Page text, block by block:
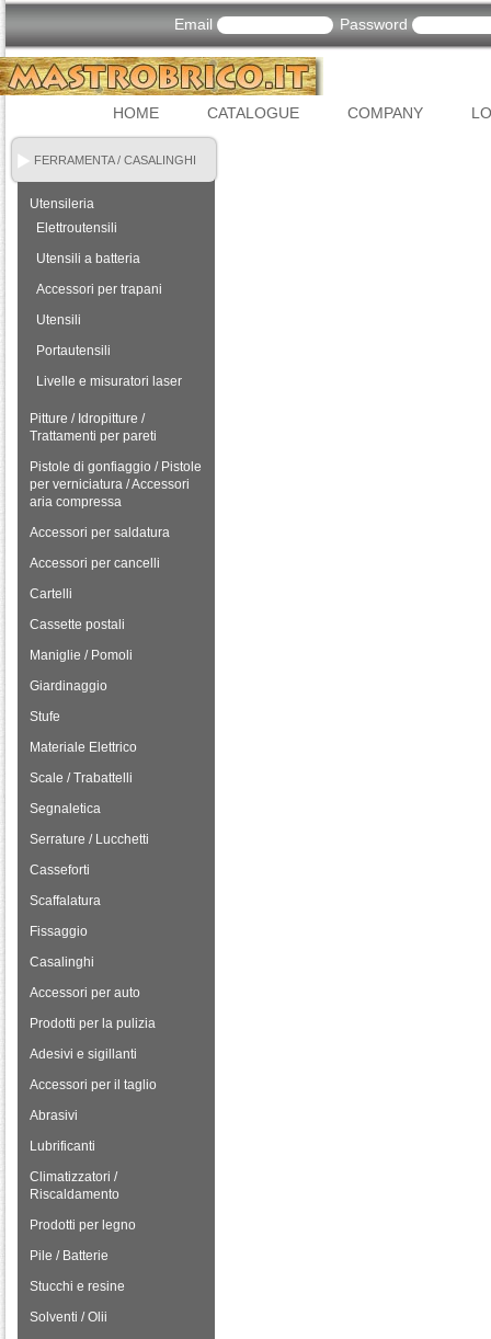
Email Password
HOME CATALOGUE COMPANY
FERRAMENTA / CASALINGHI
Utensileria
Elettroutensili
Utensili a batteria
Accessori per trapani
Utensili
Portautensili
Livelle e misuratori laser
Pitture / Idropitture /
Trattamenti per pareti
Pistole di gonfiaggio / Pistole
per verniciatura / Accessori
aria compressa
Accessori per saldatura
Accessori per cancelli
Cartelli
Cassette postali
Maniglie / Pomoli
Giardinaggio
Stufe
Materiale Elettrico
Scale / Trabattelli
Segnaletica
Serrature / Lucchetti
Casseforti
Scaffalatura
Fissaggio
Casalinghi
Accessori per auto
Prodotti per la pulizia
Adesivi e sigillanti
Accessori per il taglio
Abrasivi
Lubrificanti
Climatizzatori /
Riscaldamento
Prodotti per legno
Pile / Batterie
Stucchi e resine
Solventi / Olii